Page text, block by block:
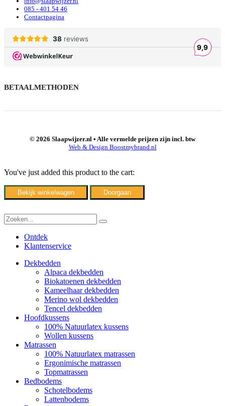
085 - 401 54 46
Contactpagina
BETAALMETHODEN
© 2026 Slaapwijzer.nl • Alle vermelde prijzen zijn incl. btw
Web & Design Boostmybrand.nl
You've just added this product to the cart:
Bekijk winkelwagen Doorgaan
Ontdek
Klantenservice
Dekbedden
Alpaca dekbedden
Biokatoenen dekbedden
Kameelhaar dekbedden
Merino wol dekbedden
Tencel dekbedden
Hoofdkussens
100% Natuurlatex kussens
Wollen kussens
Matrassen
100% Natuurlatex matrassen
Ergonimische matrassen
Topmatrassen
Bedbodems
Schotelbodems
Lattenbodems